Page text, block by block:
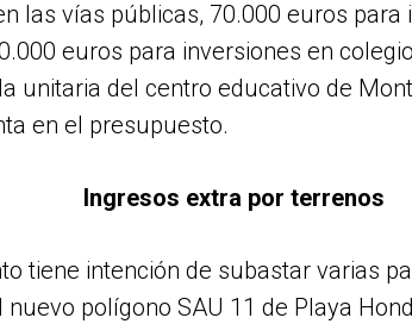
las vías públicas, 70.000 euros para
euros para inversiones en
unitaria del centro educativo de
en el presupuesto.
Ingresos extra por terrenos
tiene intención de subastar varias
polígono SAU 11 de Playa